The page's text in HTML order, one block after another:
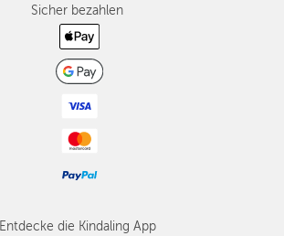
Sicher bezahlen
Entdecke die Kindaling App